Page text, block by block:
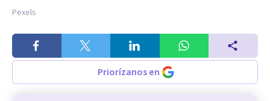
Pexels
Priorízanos en